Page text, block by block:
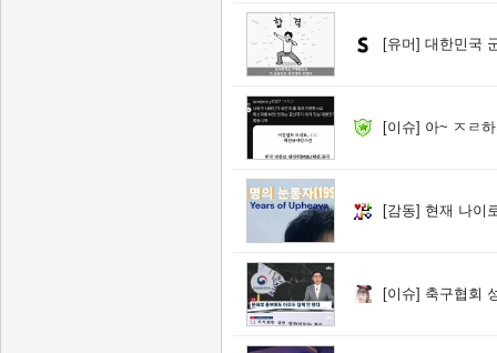
[유머] 대한민국
[이슈] 아~ ㅈㄹ
[감동] 현재 나이
[이슈] 축구협회